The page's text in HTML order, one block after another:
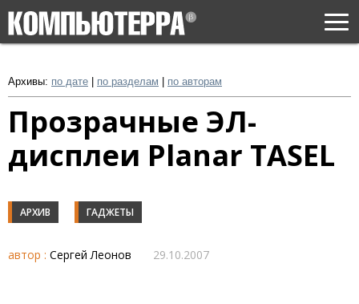
Архивы: по дате по разделам по авторам
Прозрачные ЭЛ-
дисплеи Planar TASEL
АРХИВ ГАДЖЕТЫ
автор : Сергей Леонов 29.10.2007